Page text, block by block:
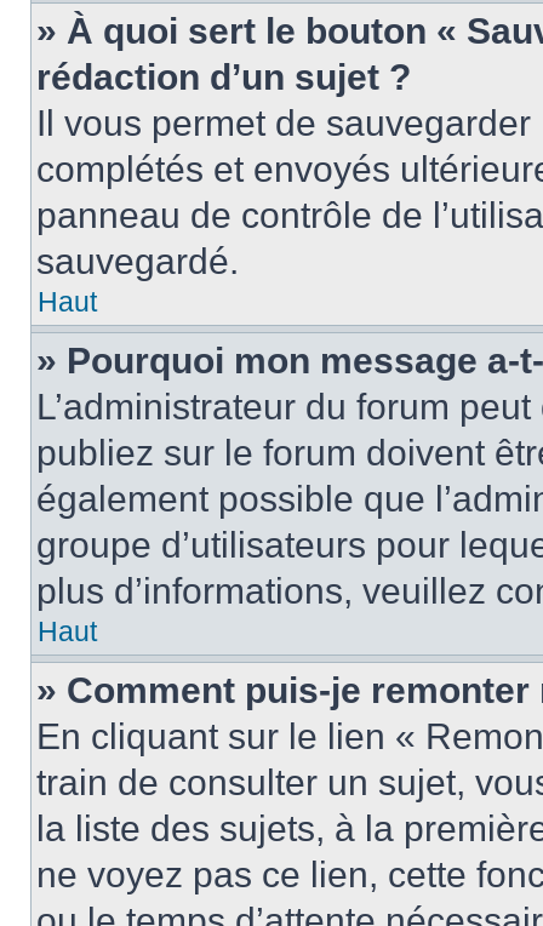
» À quoi sert le bouton «
rédaction d’un sujet ?
Il vous permet de
complétés et envoyés
panneau de contrôle de
sauvegardé.
Haut
» Pourquoi mon message a-
L’administrateur du forum
publiez sur le forum doivent
également possible que
groupe d’utilisateurs pour
plus d’informations, veuillez
Haut
» Comment puis-je
En cliquant sur le lien «
train de consulter un sujet,
la liste des sujets, à la
ne voyez pas ce lien, cette